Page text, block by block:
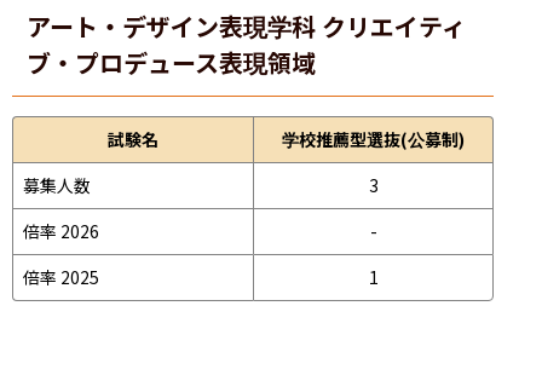
アート・デザイン表現学科 クリエイティ
ブ・プロデュース表現領域
試験名
学校推薦型選抜(公募制)
募集人数
3
倍率 2026
-
倍率 2025
1